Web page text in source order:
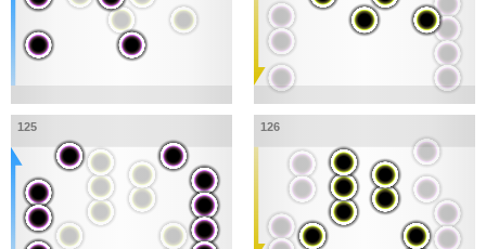
125 126